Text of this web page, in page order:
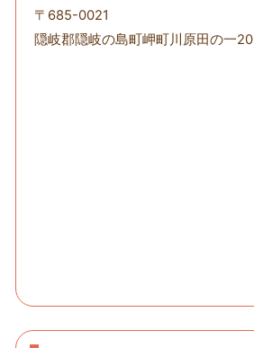
〒685-0021
隠岐郡隠岐の島町岬町川原田の一20